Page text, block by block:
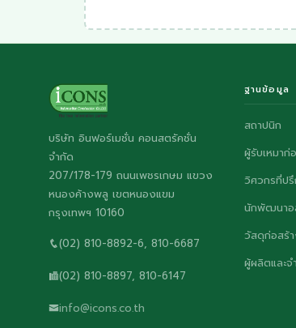
บริษัท อินฟอร์เมชั่น คอนสตรัคชั่น
จำกัด
207/178-179 ถนนเพชรเกษม แขวง
หนองค้างพลู เขตหนองแขม
กรุงเทพฯ 10160
(02) 810-8892-6, 810-6687
(02) 810-8897, 810-6147
info@icons.co.th
ฐานข้อมูล
สถาปนิก
ผู้รับเหมาก่
วิศวกรที่ป
นักพัฒนาอ
วัสดุก่อสร้
ผู้ผลิตและ